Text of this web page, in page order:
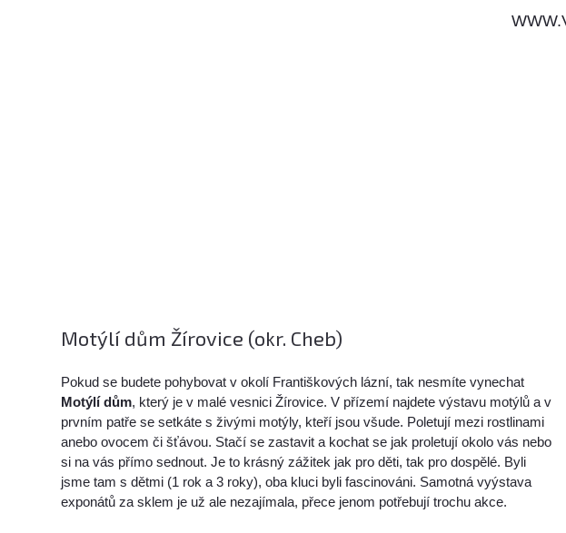
Motýlí dům Žírovice (okr. Cheb)
Pokud se budete pohybovat v okolí Františkových lázní, tak nesmíte vynechat
Motýlí dům, který je v malé vesnici Žírovice. V přízemí najdete výstavu motýlů a v
prvním patře se setkáte s živými motýly, kteří jsou všude. Poletují mezi rostlinami
anebo ovocem či šťávou. Stačí se zastavit a kochat se jak proletují okolo vás nebo
si na vás přímo sednout. Je to krásný zážitek jak pro děti, tak pro dospělé. Byli
jsme tam s dětmi (1 rok a 3 roky), oba kluci byli fascinováni. Samotná vyýstava
exponátů za sklem je už ale nezajímala, přece jenom potřebují trochu akce.